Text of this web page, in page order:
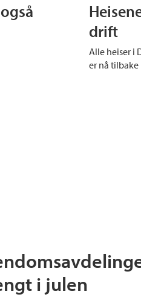
drift
Alle heiser i
er nå
i julen